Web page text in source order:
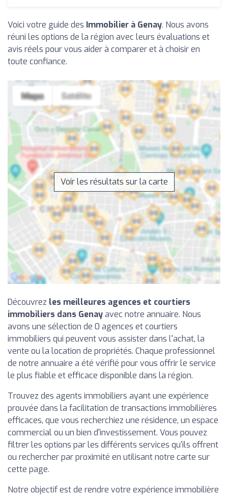
Voici votre guide des Immobilier à Genay. Nous avons
réuni les options de la région avec leurs évaluations et
avis réels pour vous aider à comparer et à choisir en
toute confiance.
Voir les résultats sur la carte
Découvrez les meilleures agences et courtiers
immobiliers dans Genayavec notre annuaire. Nous
avons une sélection de 0 agences et courtiers
immobiliers qui peuvent vous assister dans l'achat, la
vente ou la location de propriétés. Chaque professionnel
de notre annuaire a été vérifié pour vous offrir le service
le plus fiable et efficace disponible dans la région.
Trouvez des agents immobiliers ayant une expérience
prouvée dans la facilitation de transactions immobilières
efficaces, que vous recherchiez une résidence, un espace
commercial ou un bien d'investissement. Vous pouvez
filtrer les options par les différents services qu'ils offrent
ou rechercher par proximité en utilisant notre carte sur
cette page.
Notre objectif est de rendre votre expérience immobilière